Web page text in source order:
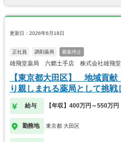
更新日：2026年6月18日
正社員 調剤薬局 募集停止
雄飛堂薬局 六郷土手店 株式会社雄飛堂
【東京都大田区】 地域貢献
り親しまれる薬局として挑戦
給与 【年収】400万円～550万円
勤務地 東京都 大田区